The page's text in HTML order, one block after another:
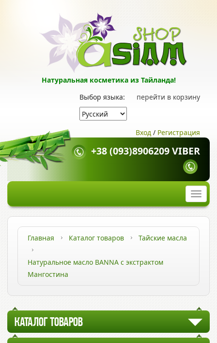
Натуральная косметика из Тайланда!
перейти в корзину
Выбор языка:
Вход / Регистрация
+38 (093)8906209 VIBER
Главная Каталог товаров Тайские масла
Натуральное масло BANNA с экстрактом
Мангостина
КАТАЛОГ ТОВАРОВ